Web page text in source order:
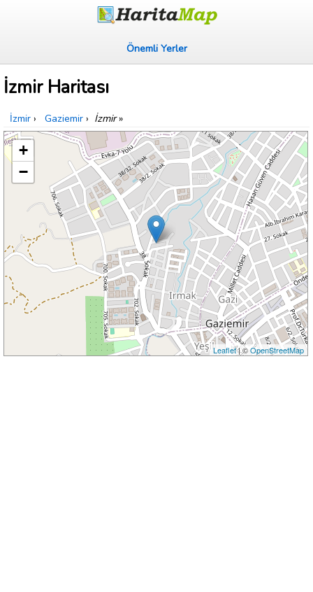
Önemli Yerler
İzmir Haritası
İzmir › Gaziemir › İzmir»
+
−
Leaflet| ©OpenStreetMap